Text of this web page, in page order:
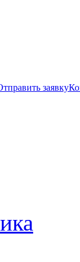
заявку